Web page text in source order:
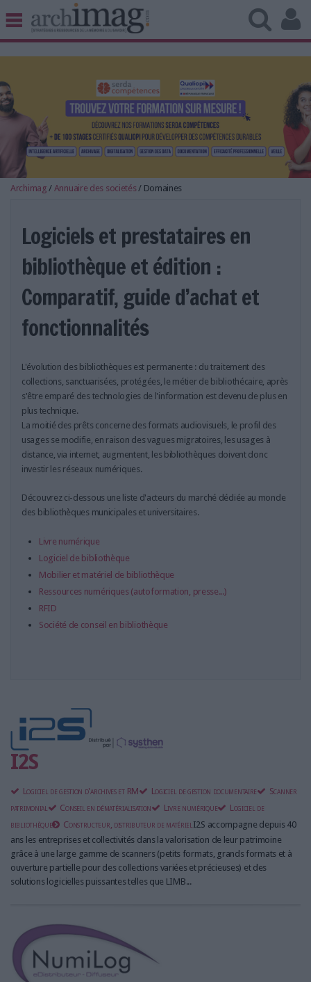
BIBLIOTHÈQUE ÉDITION
UNIVERS DATA
TRAVAIL COLLABORATIF
VIE NUMÉRIQUE
NUMÉRIQUE RESPONSABLE
LES DOSSIERS
LES NEWSLETTERS
LE MAGAZINE
LES BASES DE DONNÉES
L'ANNUAIRE DES ACTEURS
LES LIVRES BLANCS
LES SUPPLÉMENTS
NOS OFFRES D'ABONNEMENTS
Archimag / Annuaire des societés / Domaines
Logiciels et prestataires en
bibliothèque et édition :
Comparatif, guide d’achat et
fonctionnalités
L'évolution des bibliothèques est permanente : du traitement des
collections, sanctuarisées, protégées, le métier de bibliothécaire, après
s'être emparé des technologies de l'information est devenu de plus en
plus technique.
La moitié des prêts concerne des formats audiovisuels, le profil des
usages se modifie, en raison des vagues migratoires, les usages à
distance, via internet, augmentent, les bibliothèques doivent donc
investir les réseaux numériques.
Découvrez ci-dessous une liste d'acteurs du marché dédiée au monde
des bibliothèques municipales et universitaires.
Livre numérique
Logiciel de bibliothèque
Mobilier et matériel de bibliothèque
Ressources numériques (autoformation, presse...)
RFID
Société de conseil en bibliothèque
I2S
Logiciel de gestion d'archives et RM Logiciel de gestion documentaire
Scanner
patrimonial
Conseil en dématérialisation Livre numérique
Logiciel de
bibliothèque
Constructeur, distributeur de matérielI2S accompagne depuis 40
ans les entreprises et collectivités dans la valorisation de leur patrimoine
grâce à une large gamme de scanners (petits formats, grands formats et à
ouverture partielle pour des collections variées et précieuses) et des
solutions logicielles puissantes telles que LIMB...